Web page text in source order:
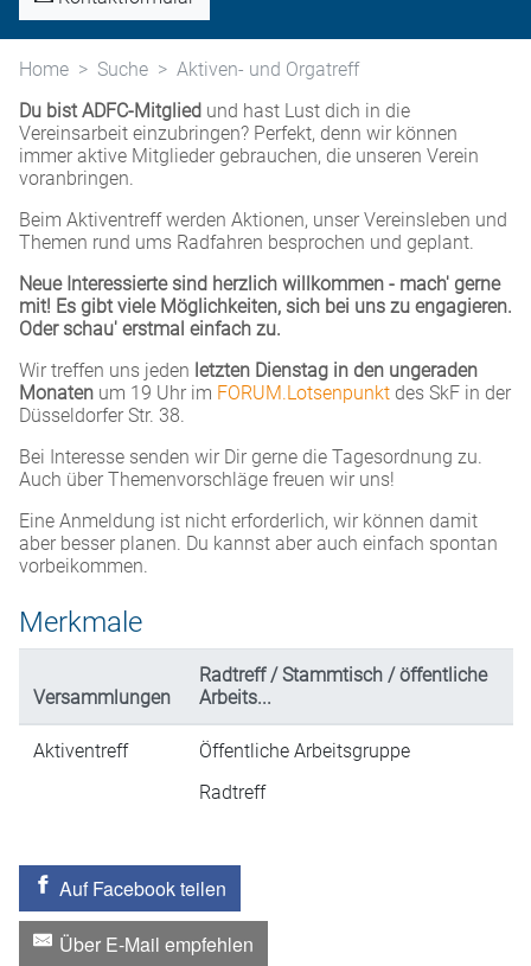
Home Suche
Aktiven- und Orgatreff
Du bist ADFC-Mitglied und hast Lust dich in die
Vereinsarbeit einzubringen? Perfekt, denn wir können
immer aktive Mitglieder gebrauchen, die unseren Verein
voranbringen.
Beim Aktiventreff werden Aktionen, unser Vereinsleben und
Themen rund ums Radfahren besprochen und geplant.
Neue Interessierte sind herzlich willkommen - mach' gerne
mit! Es gibt viele Möglichkeiten, sich bei uns zu engagieren.
Oder schau' erstmal einfach zu.
Wir treffen uns jeden letzten Dienstag in den ungeraden
Monaten um 19 Uhr im FORUM.Lotsenpunkt des SkF in der
Düsseldorfer Str. 38.
Bei Interesse senden wir Dir gerne die Tagesordnung zu.
Auch über Themenvorschläge freuen wir uns!
Eine Anmeldung ist nicht erforderlich, wir können damit
aber besser planen. Du kannst aber auch einfach spontan
vorbeikommen.
Merkmale
Versammlungen
Radtreff / Stammtisch / öffentliche
Arbeits...
Aktiventreff
Öffentliche Arbeitsgruppe
Radtreff
Auf Facebook teilen
Über E-Mail empfehlen